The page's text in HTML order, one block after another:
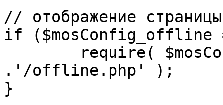
// отображение
if ($mosConfig_offline
.'/offline.php' );
}